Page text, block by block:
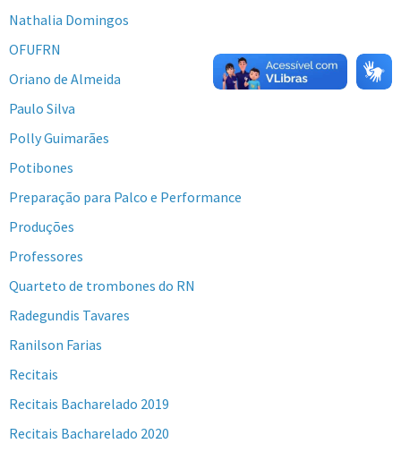
Nathalia Domingos
OFUFRN
Oriano de Almeida
Paulo Silva
Polly Guimarães
Potibones
Preparação para Palco e Performance
Produções
Professores
Quarteto de trombones do RN
Radegundis Tavares
Ranilson Farias
Recitais
Recitais Bacharelado 2019
Recitais Bacharelado 2020